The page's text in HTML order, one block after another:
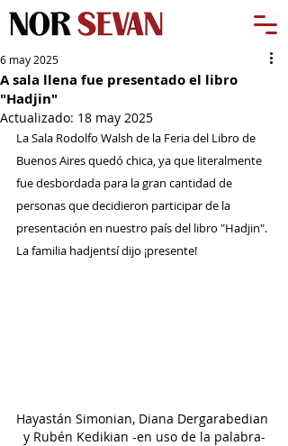
A sala llena fue presentado el libro
"Hadjin"
6 may 2025
Actualizado: 18 may 2025
La Sala Rodolfo Walsh de la Feria del Libro de
Buenos Aires quedó chica, ya que literalmente
fue desbordada para la gran cantidad de
personas que decidieron participar de la
presentación en nuestro país del libro "Hadjin".
La familia hadjentsí dijo ¡presente!
Hayastán Simonian, Diana Dergarabedian
y Rubén Kedikian -en uso de la palabra-